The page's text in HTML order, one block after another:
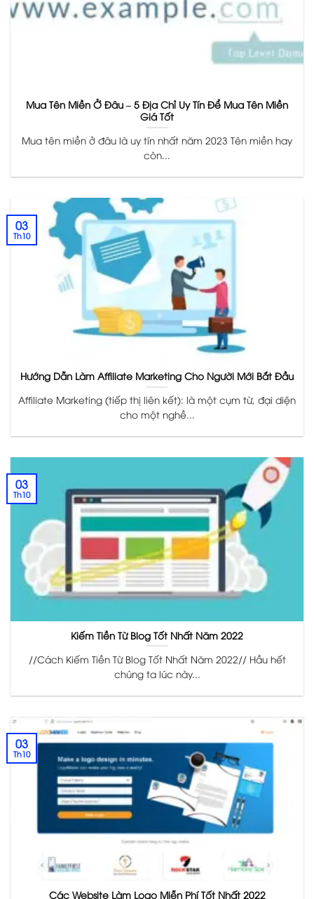
Mua Tên Miền Ở Đâu – 5 Địa Chỉ Uy Tín Để Mua Tên Miền
Giá Tốt
Mua tên miền ở đâu là uy tín nhất năm 2023 Tên miền hay
còn...
Hướng Dẫn Làm Affiliate Marketing Cho Người Mới Bắt Đầu
Affiliate Marketing (tiếp thị liên kết): là một cụm từ, đại diện
cho một nghề...
03
Th10
Kiếm Tiền Từ Blog Tốt Nhất Năm 2022
//Cách Kiếm Tiền Từ Blog Tốt Nhất Năm 2022// Hầu hết
chúng ta lúc này...
03
Th10
Các Website Làm Logo Miễn Phí Tốt Nhất 2022
03
Th10